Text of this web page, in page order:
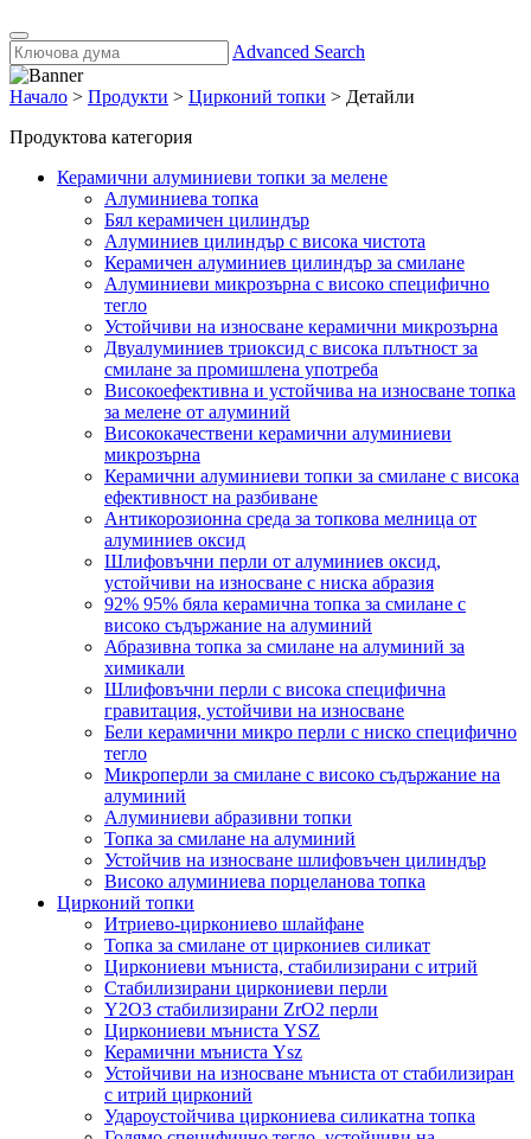
Advanced Search
Начало > Продукти > Цирконий топки > Детайли
Продуктова категория
Керамични алуминиеви топки за мелене
Алуминиева топка
Бял керамичен цилиндър
Алуминиев цилиндър с висока чистота
Керамичен алуминиев цилиндър за смилане
Алуминиеви микрозърна с високо специфично
тегло
Устойчиви на износване керамични микрозърна
Двуалуминиев триоксид с висока плътност за
смилане за промишлена употреба
Високоефективна и устойчива на износване топка
за мелене от алуминий
Висококачествени керамични алуминиеви
микрозърна
Керамични алуминиеви топки за смилане с висока
ефективност на разбиване
Антикорозионна среда за топкова мелница от
алуминиев оксид
Шлифовъчни перли от алуминиев оксид,
устойчиви на износване с ниска абразия
92% 95% бяла керамична топка за смилане с
високо съдържание на алуминий
Абразивна топка за смилане на алуминий за
химикали
Шлифовъчни перли с висока специфична
гравитация, устойчиви на износване
Бели керамични микро перли с ниско специфично
тегло
Микроперли за смилане с високо съдържание на
алуминий
Алуминиеви абразивни топки
Топка за смилане на алуминий
Устойчив на износване шлифовъчен цилиндър
Високо алуминиева порцеланова топка
Цирконий топки
Итриево-циркониево шлайфане
Топка за смилане от циркониев силикат
Циркониеви мъниста, стабилизирани с итрий
Стабилизирани циркониеви перли
Y2O3 стабилизирани ZrO2 перли
Циркониеви мъниста YSZ
Керамични мъниста Ysz
Устойчиви на износване мъниста от стабилизиран
с итрий цирконий
Удароустойчива циркониева силикатна топка